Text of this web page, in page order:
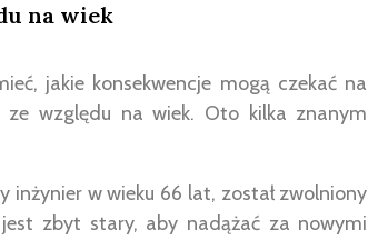
na wiek
jakie konsekwencje mogą czekać na
ze względu na wiek. Oto kilka znanym
inżynier w wieku 66 lat, został zwolniony
zbyt stary, aby nadążać za nowymi